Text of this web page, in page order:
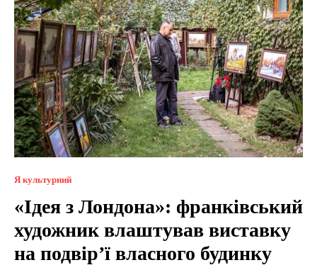
Я культурний
«Ідея з Лондона»: франківський
художник влаштував виставку
на подвір’ї власного будинку